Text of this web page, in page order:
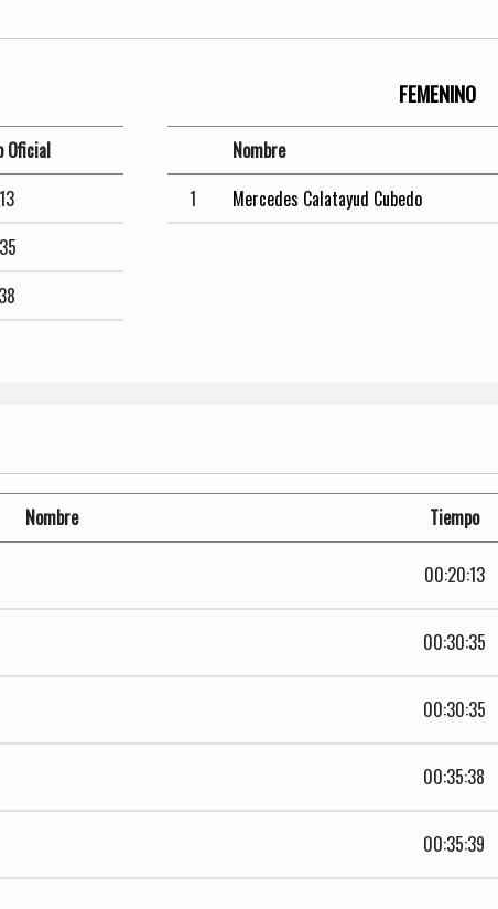
Oficial
FEMENINO
Nombre
1
Mercedes Calatayud Cubedo
Nombre Tiempo
00:20:13
00:30:35
00:30:35
00:35:38
00:35:39